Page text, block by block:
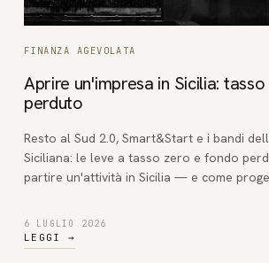
FINANZA AGEVOLATA
Aprire un'impresa in Sicilia:
perduto
Resto al Sud 2.0, Smart&Start e i bandi
Siciliana: le leve a tasso zero e fondo
partire un'attività in Sicilia — e come
6 LUGLIO 2026
LEGGI →